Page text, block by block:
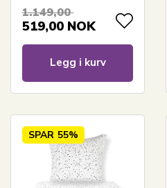
1.149,00
519,00 NOK
Legg i kurv
SPAR 55%